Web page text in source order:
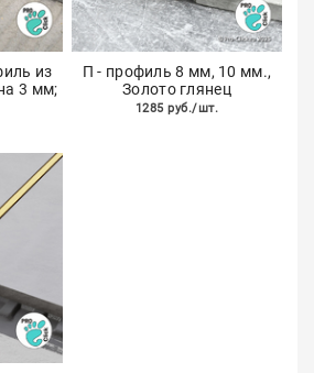
из
3 мм;
П - профиль 8 мм, 10 мм.,
Золото глянец
1285 руб./шт.